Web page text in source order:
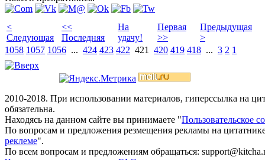
<
Следующая
<<
Последняя
На
удачу!
Первая
>>
Предыдущая
>
1058 1057 1056 ... 424 423 422 421 420 419 418 ... 3 2 1
2010-2018. При использовании материалов, гиперссылка на
обязательна.
Находясь на данном сайте вы принимаете "Пользовательское
По вопросам и предложения резмещения рекламы на
реклеме".
По всем вопросам и предложениям обращаться: